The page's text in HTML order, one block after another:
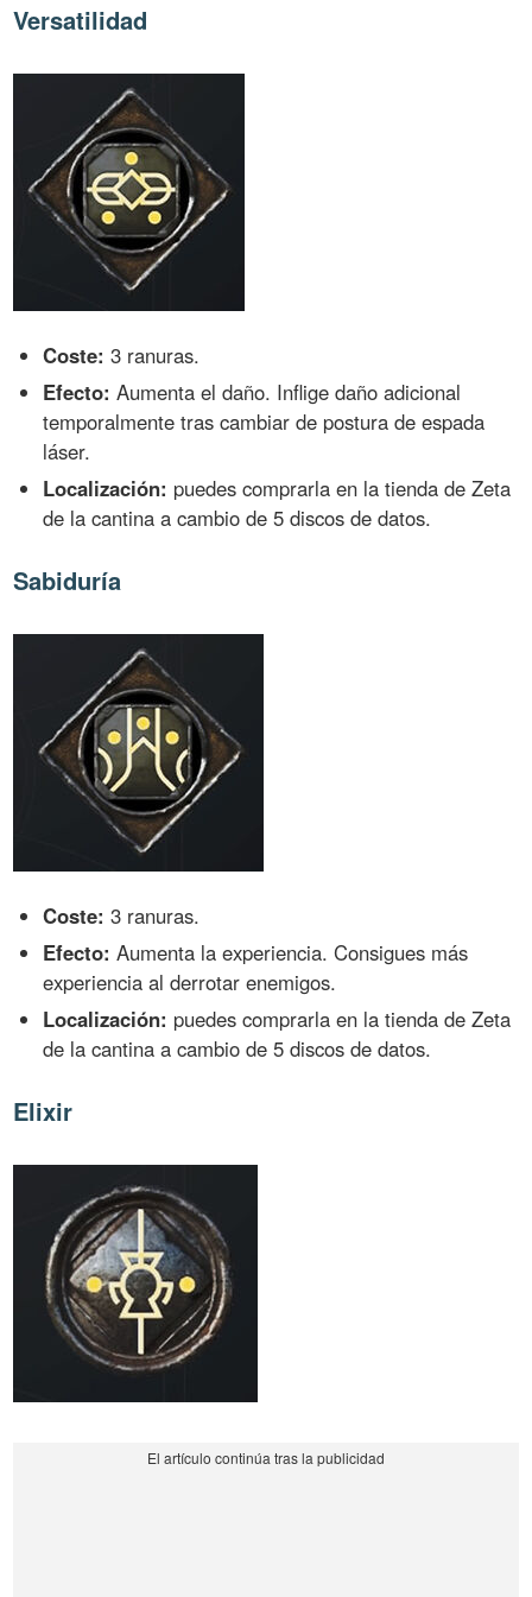
Versatilidad
Coste: 3 ranuras.
Efecto: Aumenta el daño. Inflige daño adicional
temporalmente tras cambiar de postura de espada
láser.
Localización: puedes comprarla en la tienda de Zeta
de la cantina a cambio de 5 discos de datos.
Sabiduría
Coste: 3 ranuras.
Efecto: Aumenta la experiencia. Consigues más
experiencia al derrotar enemigos.
Localización: puedes comprarla en la tienda de Zeta
de la cantina a cambio de 5 discos de datos.
Elixir